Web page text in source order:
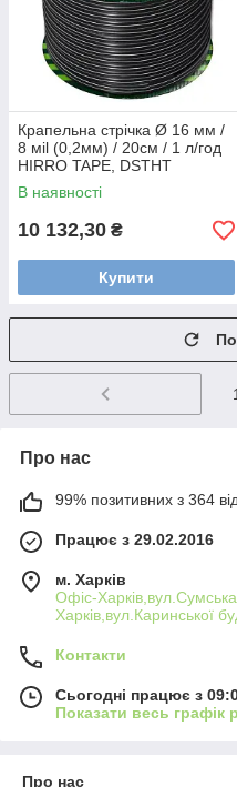
Крапельна стрічка Ø 16 мм /
8 мil (0,2мм) / 20см / 1 л/год
HIRRO TAPE, DSTHT
16081020-2500
В наявності
10 132,30 ₴
Купити
1
Про нас
99% позитивних з 364
Працює з 29.02.2016
м. Харків
Офіс-
Харків,вул.Каринської
Контакти
Сьогодні працює з
Показати весь графік
Про нас